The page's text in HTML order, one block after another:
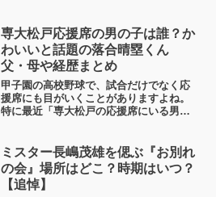
ル選手の使用するスパイクに注目が集ま
っています！な...
専大松戸応援席の男の子は誰？か
わいいと話題の落合晴塁くん
父・母や経歴まとめ
甲子園の高校野球で、試合だけでなく応
援席にも目がいくことがありますよね。
特に最近「専大松戸の応援席にいる男の
の男の子、落合晴塁くんについて、父・
母などの家族情報やプロフィール、経歴
をわかりやすくまとめていこうと思いま
す。
ミスター長嶋茂雄を偲ぶ『お別れ
の会』場所はどこ？時期はいつ？
【追悼】